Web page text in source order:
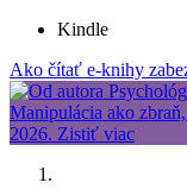
Kindle
Ako čítať e-knihy